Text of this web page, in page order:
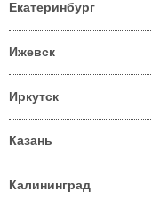
Екатеринбург
Ижевск
Иркутск
Казань
Калининград